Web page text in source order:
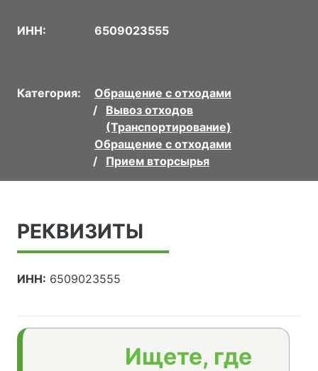
ИНН: 6509023555
Категория:
Обращение с отходами
Вывоз отходов
(Транспортирование)
Обращение с отходами
Прием вторсырья
РЕКВИЗИТЫ
ИНН: 6509023555
Ищете, где